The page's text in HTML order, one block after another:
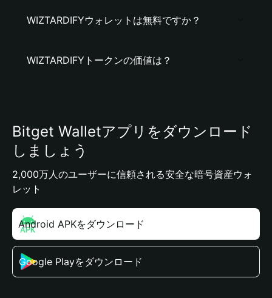
WIZTARDIFYウォレットは無料ですか？
WIZTARDIFYトークンの価値は？
Bitget Walletアプリをダウンロード
しましょう
2,000万人のユーザーに信頼される安全な暗号資産ウォ
レット
Android APKをダウンロード
Google Playをダウンロード